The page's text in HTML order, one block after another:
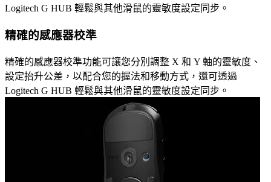
Logitech G HUB 輕鬆與其他滑鼠的靈敏度設定同步。
精確的感應器校準
精確的感應器校準功能可讓您分別調整 X 和 Y 軸的靈敏度、
設定抬升公差，以配合您的握法和移動方式，還可透過
Logitech G HUB 輕鬆與其他滑鼠的靈敏度設定同步。